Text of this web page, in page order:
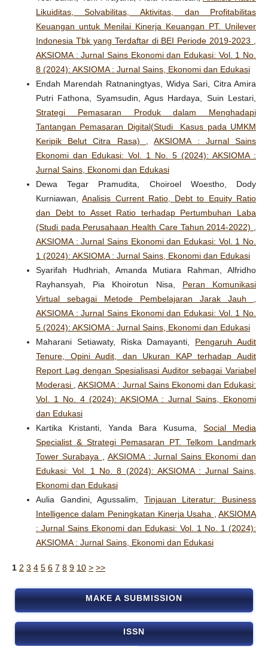
Likuiditas, Solvabilitas, Aktivitas, dan Profitabilitas
Keuangan untuk Menilai Kinerja Keuangan PT. Unilever
Indonesia Tbk yang Terdaftar di BEI Periode 2019-2023
AKSIOMA : Jurnal Sains Ekonomi dan Edukasi: Vol. 1 No.
8 (2024): AKSIOMA : Jurnal Sains, Ekonomi dan Edukasi
Endah Marendah Ratnaningtyas, Widya Sari, Citra Amira
Putri Fathona, Syamsudin, Agus Hardaya, Suin Lestari,
Strategi Pemasaran Produk dalam Menghadapi
Tantangan Pemasaran Digital(Studi Kasus pada UMKM
Keripik Belut Citra Rasa)
,AKSIOMA : Jurnal Sains
Ekonomi dan Edukasi: Vol. 1 No. 5 (2024): AKSIOMA :
Jurnal Sains, Ekonomi dan Edukasi
Dewa Tegar Pramudita, Choiroel Woestho, Dody
Kurniawan,Analisis Current Ratio, Debt to Equity Ratio
dan Debt to Asset Ratio terhadap Pertumbuhan Laba
(Studi pada Perusahaan Health Care Tahun 2014-2022)
AKSIOMA : Jurnal Sains Ekonomi dan Edukasi: Vol. 1 No.
1 (2024): AKSIOMA : Jurnal Sains, Ekonomi dan Edukasi
Syarifah Hudhriah, Amanda Mutiara Rahman, Alfridho
Rayhansyah, Pia Khoirotun Nisa, Peran Komunikasi
Virtual sebagai Metode Pembelajaran Jarak Jauh
AKSIOMA : Jurnal Sains Ekonomi dan Edukasi: Vol. 1 No.
5 (2024): AKSIOMA : Jurnal Sains, Ekonomi dan Edukasi
Maharani Setiawaty, Riska Damayanti, Pengaruh Audit
Tenure, Opini Audit, dan Ukuran KAP terhadap Audit
Report Lag dengan Spesialisasi Auditor sebagai Variabel
Moderasi
,AKSIOMA : Jurnal Sains Ekonomi dan Edukasi:
Vol. 1 No. 4 (2024): AKSIOMA : Jurnal Sains, Ekonomi
dan Edukasi
Kartika Kristanti, Yanda Bara Kusuma,Social Media
Specialist & Strategi Pemasaran PT. Telkom Landmark
Tower Surabaya
AKSIOMA : Jurnal Sains Ekonomi dan
Edukasi: Vol. 1 No. 8 (2024): AKSIOMA : Jurnal Sains,
Ekonomi dan Edukasi
Aulia Gandini, Agussalim, Tinjauan Literatur: Business
Intelligence dalam Peningkatan Kinerja Usaha
,AKSIOMA
: Jurnal Sains Ekonomi dan Edukasi: Vol. 1 No. 1 (2024):
AKSIOMA : Jurnal Sains, Ekonomi dan Edukasi
1 2 3 4 5 6 7 8 9 10 > >>
MAKE A SUBMISSION
ISSN